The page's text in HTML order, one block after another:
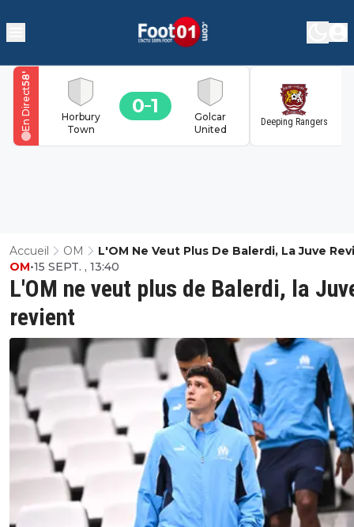
Horbury
Town
0 1
Golcar
United
58
'
En Direct Deeping Rangers
Accueil OM L'OM Ne Veut Plus De Balerdi, La Juve
L'OM ne veut plus de Balerdi, la
revient
OM•15 SEPT. , 13:40